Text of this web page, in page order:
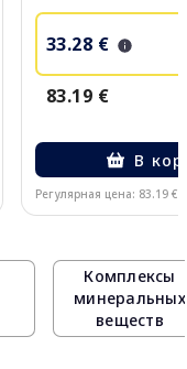
33.28 €
83.19 €
В
Регулярная цена: 83.19 €
Комплексы
минеральных
веществ